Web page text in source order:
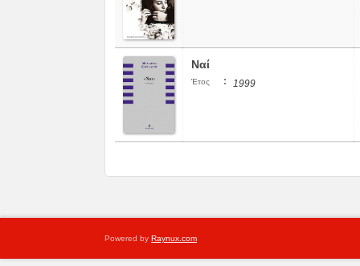
Ναί
Έτος : 1999
Powered by Raynux.com